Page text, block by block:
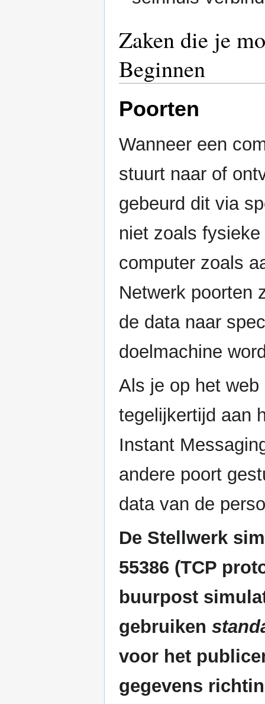
Zaken die je
Beginnen
Poorten
Wanneer een
stuurt naar of
gebeurd dit via
niet zoals
computer zoals
Netwerk poorten
de data naar
doelmachine
Als je op het
tegelijkertijd aan
Instant
andere poort
data van de
De Stellwerk
55386 (TCP
buurpost
gebruiken
voor het
gegevens